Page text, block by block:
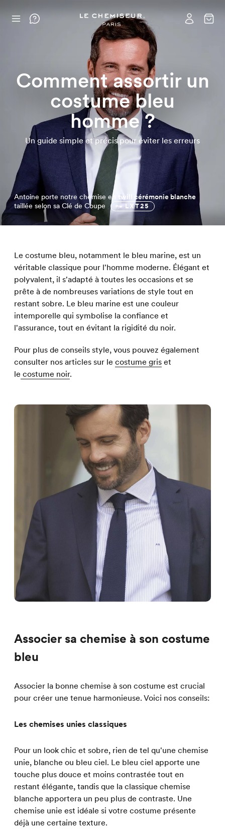
Comment assortir un
costume bleu
homme ?
Un guide simple et précis pour éviter les erreurs
Antoine porte notre chemise en
twill cérémonie blanche
taillée selon sa Clé de Coupe
LXT25
Le costume bleu, notamment le bleu marine, est un
véritable classique pour l'homme moderne. Élégant et
polyvalent, il s'adapté à toutes les occasions et se
prête à de nombreuses variations de style tout en
restant sobre. Le bleu marine est une couleur
intemporelle qui symbolise la confiance et
l'assurance, tout en évitant la rigidité du noir.
Pour plus de conseils style, vous pouvez également
consulter nos articles sur le costume gris et
le costume noir.
Associer sa chemise à son costume
bleu
Associer la bonne chemise à son costume est crucial
pour créer une tenue harmonieuse. Voici nos conseils:
Les chemises unies classiques
Pour un look chic et sobre, rien de tel qu'une chemise
unie, blanche ou bleu ciel. Le bleu ciel apporte une
touche plus douce et moins contrastée tout en
restant élégante, tandis que la classique chemise
blanche apportera un peu plus de contraste. Une
chemise unie est idéale si votre costume présente
déjà une certaine texture.